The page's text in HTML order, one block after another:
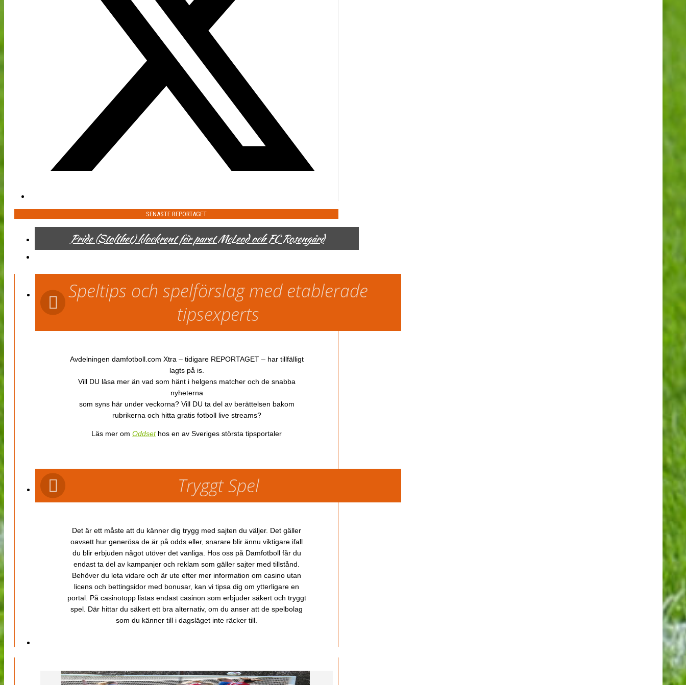
SENASTE REPORTAGET
Pride (Stolthet) klockrent för paret McLeod och FC Rosengård
Speltips och spelförslag med etablerade
tipsexperts
Avdelningen damfotboll.com Xtra – tidigare REPORTAGET – har tillfälligt
lagts på is.
Vill DU läsa mer än vad som hänt i helgens matcher och de snabba
nyheterna
som syns här under veckorna? Vill DU ta del av berättelsen bakom
rubrikerna och hitta gratis fotboll live streams?
Läs mer om Oddsethos en av Sveriges största tipsportaler
Tryggt Spel
Det är ett måste att du känner dig trygg med sajten du väljer. Det gäller
oavsett hur generösa de är på odds eller, snarare blir ännu viktigare ifall
du blir erbjuden något utöver det vanliga. Hos oss på Damfotboll får du
endast ta del av kampanjer och reklam som gäller sajter med tillstånd.
Behöver du leta vidare och är ute efter mer information om casino utan
licens och bettingsidor med bonusar, kan vi tipsa dig om ytterligare en
portal. På casinotopp listas endast casinon som erbjuder säkert och tryggt
spel. Där hittar du säkert ett bra alternativ, om du anser att de spelbolag
som du känner till i dagsläget inte räcker till.